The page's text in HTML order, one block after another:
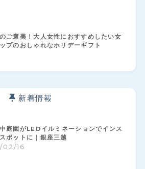
ご褒美！大人女性におすすめしたい女
プのおしゃれなホリデーギフト
新着情報
庭園がLEDイルミネーションでインス
ポットに｜銀座三越
02/16